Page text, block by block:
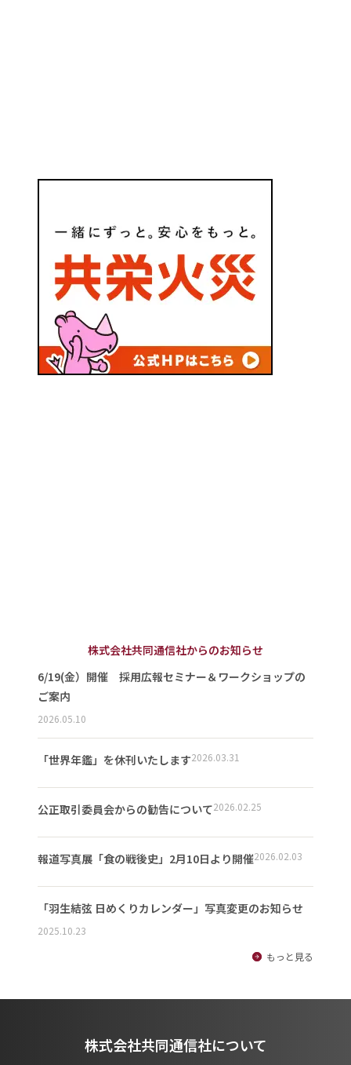
株式会社共同通信社からのお知らせ
6/19(金）開催 採用広報セミナー＆ワークショップの
ご案内
2026.05.10
「世界年鑑」を休刊いたします2026.03.31
公正取引委員会からの勧告について2026.02.25
報道写真展「食の戦後史」2月10日より開催2026.02.03
「羽生結弦 日めくりカレンダー」写真変更のお知らせ
2025.10.23
もっと見る
株式会社共同通信社について